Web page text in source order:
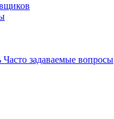
Часто задаваемые вопросы